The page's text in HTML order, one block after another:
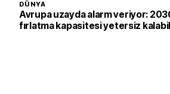
DÜNYA
Avrupa uzayda alarm veriyor:
fırlatma kapasitesi yetersiz